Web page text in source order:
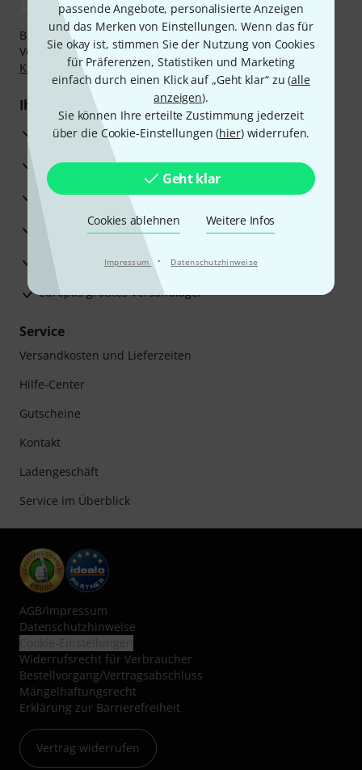
passende Angebote, personalisierte Anzeigen
und das Merken von Einstellungen. Wenn das für
Sie okay ist, stimmen Sie der Nutzung von Cookies
für Präferenzen, Statistiken und Marketing
einfach durch einen Klick auf „Geht klar“ zu (alle
anzeigen).
Sie können Ihre erteilte Zustimmung jederzeit
über die Cookie-Einstellungen (hier) widerrufen.
Geht klar
Cookies ablehnen Weitere Infos
Impressum · Datenschutzhinweise
Bezahlen Sie vertraulich und sicher per Nachnahme,
Vorkasse, PayPal, Amazon Pay,Klarna Sofort bezahlen,
Klarna Ratenzahlungoder Kreditkarte.
Ihre Vorteile
3 Jahre Thomann Garantie
30 Tage Money-Back-Garantie
Reparaturservice
Beratung durch Fachexperten
Zufriedenheitsgarantie
Europas größtes Versandlager
Service
Versandkosten und Lieferzeiten
Hilfe-Center
Gutscheine
Kontakt
Ladengeschäft
Service im Überblick
AGB/Impressum
Datenschutzhinweise
Widerrufsrecht für Verbraucher
Bestellvorgang/Vertragsabschluss
Mängelhaftungsrecht
Erklärung zur Barrierefreiheit
Vertrag widerrufen